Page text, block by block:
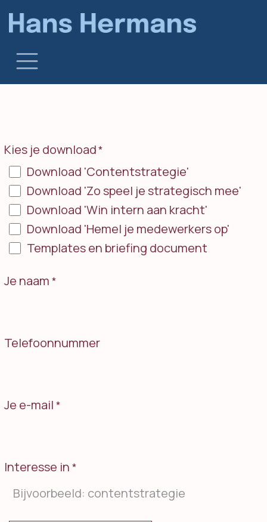
Kies je download*
Download 'Contentstrategie'
Download 'Zo speel je strategisch mee'
Download 'Win intern aan kracht'
Download 'Hemel je medewerkers op'
Templates en briefing document
Je naam *
Telefoonnummer
Je e-mail *
Interesse in *